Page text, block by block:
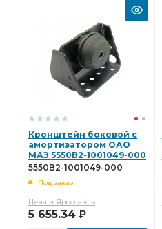
Кронштейн боковой с
амортизатором ОАО
МАЗ 5550В2-1001049-000
5550В2-1001049-000
Под заказ
Цена в Ярославль
5 655.34 Р